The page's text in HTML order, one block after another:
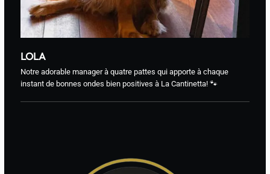
LOLA
Notre adorable manager à quatre pattes qui apporte à chaque
instant de bonnes ondes bien positives à La Cantinetta! 🐾